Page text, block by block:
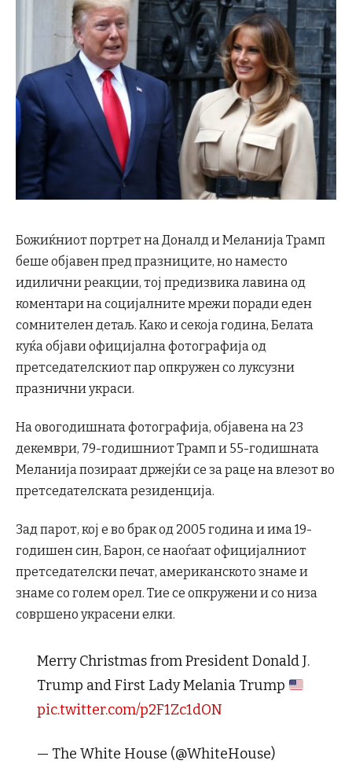
Божиќниот портрет на Доналд и Меланија Трамп
беше објавен пред празниците, но наместо
идилични реакции, тој предизвика лавина од
коментари на социјалните мрежи поради еден
сомнителен детаљ. Како и секоја година, Белата
куќа објави официјална фотографија од
претседателскиот пар опкружен со луксузни
празнични украси.
На овогодишната фотографија, објавена на 23
декември, 79-годишниот Трамп и 55-годишната
Меланија позираат држејќи се за раце на влезот во
претседателската резиденција.
Зад парот, кој е во брак од 2005 година и има 19-
годишен син, Барон, се наоѓаат официјалниот
претседателски печат, американското знаме и
знаме со голем орел. Тие се опкружени и со низа
совршено украсени елки.
Merry Christmas from President Donald J.
Trump and First Lady Melania Trump
pic.twitter.com/p2F1Zc1dON
— The White House (@WhiteHouse)